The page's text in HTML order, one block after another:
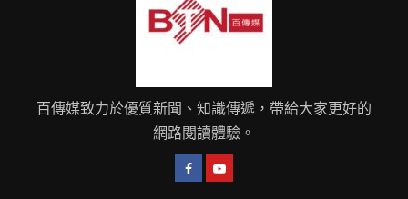
百傳媒致力於優質新聞、知識傳遞，帶給大家更好的
網路閱讀體驗。